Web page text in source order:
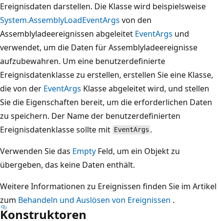
Ereignisdaten darstellen. Die Klasse wird beispielsweise
System.AssemblyLoadEventArgs von den
Assemblyladeereignissen abgeleitet EventArgs und
verwendet, um die Daten für Assemblyladeereignisse
aufzubewahren. Um eine benutzerdefinierte
Ereignisdatenklasse zu erstellen, erstellen Sie eine Klasse,
die von der EventArgs Klasse abgeleitet wird, und stellen
Sie die Eigenschaften bereit, um die erforderlichen Daten
zu speichern. Der Name der benutzerdefinierten
Ereignisdatenklasse sollte mit EventArgs .
Verwenden Sie das Empty Feld, um ein Objekt zu
übergeben, das keine Daten enthält.
Weitere Informationen zu Ereignissen finden Sie im Artikel
zum Behandeln und Auslösen von Ereignissen .
Konstruktoren